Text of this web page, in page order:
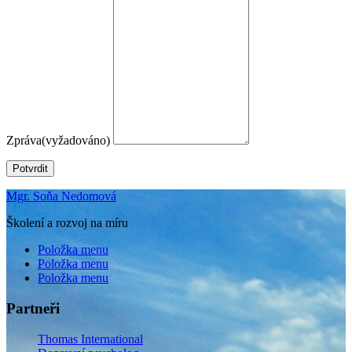
Zpráva(vyžadováno)
Potvrdit
Mgr. Soňa Nedomová
Školení a rozvoj na míru
Položka menu
Položka menu
Položka menu
Partneři
Thomas International